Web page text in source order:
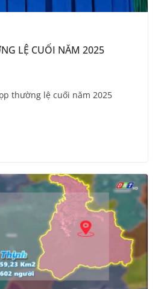
LỆ CUỐI NĂM 2025
thường lệ cuối năm 2025